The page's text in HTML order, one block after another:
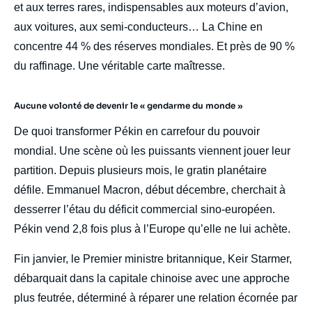
et aux terres rares, indispensables aux moteurs d’avion,
aux voitures, aux semi-conducteurs… La Chine en
concentre 44 % des réserves mondiales. Et près de 90 %
du raffinage. Une véritable carte maîtresse.
Aucune volonté de devenir le « gendarme du monde »
De quoi transformer Pékin en carrefour du pouvoir
mondial. Une scène où les puissants viennent jouer leur
partition. Depuis plusieurs mois, le gratin planétaire
défile. Emmanuel Macron, début décembre, cherchait à
desserrer l’étau du déficit commercial sino-européen.
Pékin vend 2,8 fois plus à l’Europe qu’elle ne lui achète.
Fin janvier, le Premier ministre britannique, Keir Starmer,
débarquait dans la capitale chinoise avec une approche
plus feutrée, déterminé à réparer une relation écornée par